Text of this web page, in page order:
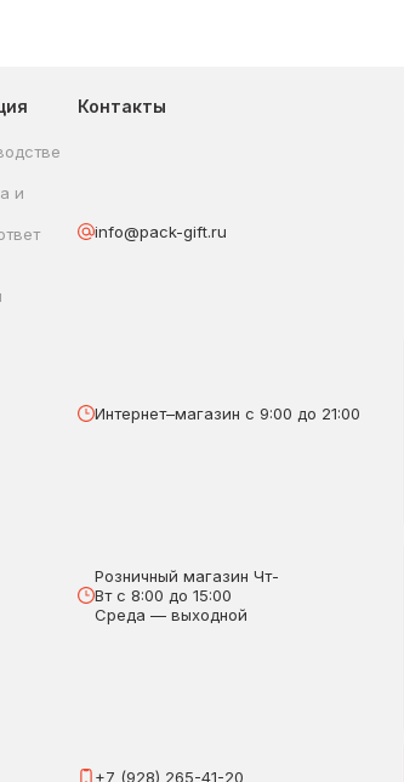
и
Контакты
info@pack-gift.ru
Интернет–магазин с 9:00 до 21:00
Розничный магазин Чт-
Вт с 8:00 до 15:00
Среда — выходной
+7 (928) 265-41-20